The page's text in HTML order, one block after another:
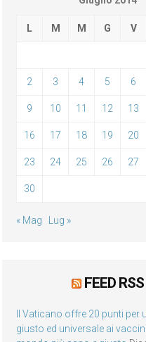
L M M G V
2 3 4 5 6
9 10 11 12 13
16 17 18 19 20
23 24 25 26 27
30
« Mag Lug »
FEED RSS
Il Vaticano offre 20 punti per
giusto ed universale ai